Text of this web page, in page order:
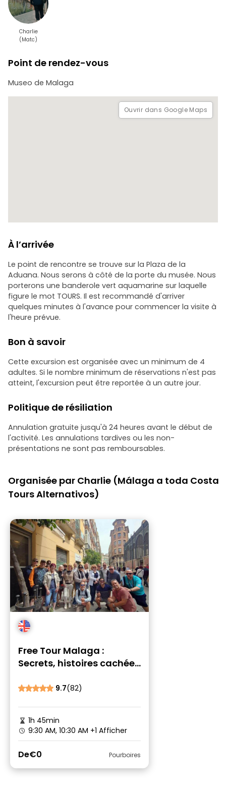
Œuvres d'art contemporain : le musée possède également
une section consacrée à l'art contemporain, avec des
œuvres d'artistes tels que Picasso, Miró et Tàpies, entre
autres.
Charlie
(Matc)
Point de rendez-vous
Museo de Malaga
Ouvrir dans Google Maps
À l’arrivée
Le point de rencontre se trouve sur la Plaza de la
Aduana. Nous serons à côté de la porte du musée. Nous
porterons une banderole vert aquamarine sur laquelle
figure le mot TOURS. Il est recommandé d'arriver
quelques minutes à l'avance pour commencer la visite à
l'heure prévue.
Bon à savoir
Cette excursion est organisée avec un minimum de 4
adultes. Si le nombre minimum de réservations n'est pas
atteint, l'excursion peut être reportée à un autre jour.
Politique de résiliation
Annulation gratuite jusqu'à 24 heures avant le début de
l'activité. Les annulations tardives ou les non-
présentations ne sont pas remboursables.
Organisée par Charlie (Málaga a toda Costa
Tours Alternativos)
Free Tour Malaga :
Secrets, histoires cachées
9.7(82)
1h 45min
9:30 AM, 10:30 AM +1 Afficher
De€0 Pourboires